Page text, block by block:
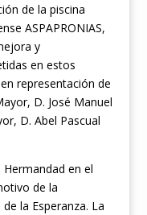
de la piscina
ASPAPRONIAS,
y
en estos
representación de
D. José Manuel
D. Abel Pascual
en el
de la
la Esperanza. La